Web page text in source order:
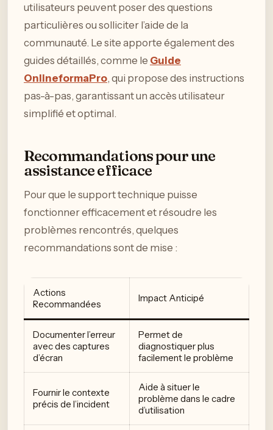
utilisateurs peuvent poser des questions
particulières ou solliciter l’aide de la
communauté. Le site apporte également des
guides détaillés, comme le Guide
OnlineformaPro, qui propose des instructions
pas-à-pas, garantissant un accès utilisateur
simplifié et optimal.
Recommandations pour une
assistance efficace
Pour que le support technique puisse
fonctionner efficacement et résoudre les
problèmes rencontrés, quelques
recommandations sont de mise :
Actions
Recommandées
Impact Anticipé
Documenter l’erreur
avec des captures
d’écran
Permet de
diagnostiquer plus
facilement le problème
Fournir le contexte
précis de l’incident
Aide à situer le
problème dans le cadre
d’utilisation